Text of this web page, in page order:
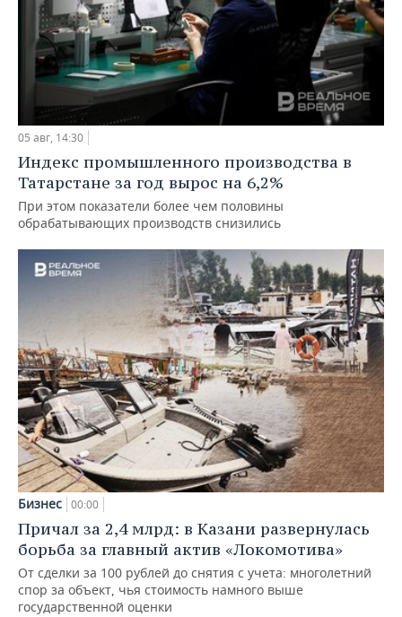
05 авг, 14:30
Индекс промышленного производства в
Татарстане за год вырос на 6,2%
При этом показатели более чем половины
обрабатывающих производств снизились
Бизнес 00:00
Причал за 2,4 млрд: в Казани развернулась
борьба за главный актив «Локомотива»
От сделки за 100 рублей до снятия с учета: многолетний
спор за объект, чья стоимость намного выше
государственной оценки